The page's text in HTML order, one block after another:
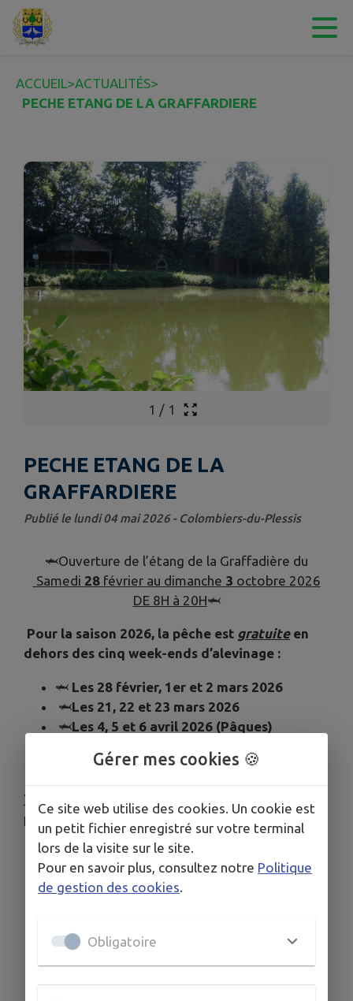
Contenu
ACCUEIL>ACTUALITÉS>
PECHE ETANG DE LA GRAFFARDIERE
1 / 1
PECHE ETANG DE LA
GRAFFARDIERE
Publié le lundi 04 mai 2026 - Colombiers-du-Plessis
🦈Ouverture de l’étang de la Graffadière du
Samedi 28 février au dimanche 3 octobre 2026
DE 8H à 20H🦈
Pour la saison 2026, la pêche est gratuiteen
dehors des cinq week-ends d’alevinage :
🦈 Les 28 février, 1er et 2 mars 2026
🦈Les 21, 22 et 23 mars 2026
🦈Les 4, 5 et 6 avril 2026 (Pâques)
(Ascension)
Tarif
par pêcheur :
1 gaule : maximum 6 truites par jour
2 gaules ou plus : maximum 10 truites par
jour
(Samedi, dimanche, lundi et jours fériés)
Gérer mes cookies 🍪
Ce site web utilise des cookies. Un cookie est
un petit fichier enregistré sur votre terminal
lors de la visite sur le site.
Pour en savoir plus, consultez notre Politique
de gestion des cookies.
Obligatoire